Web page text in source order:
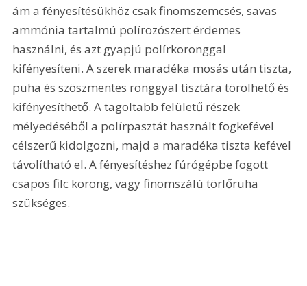
ám a fényesítésükhöz csak finomszemcsés, savas
ammónia tartalmú polírozószert érdemes
használni, és azt gyapjú polírkoronggal
kifényesíteni. A szerek maradéka mosás után tiszta,
puha és szöszmentes ronggyal tisztára törölhető és
kifényesíthető. A tagoltabb felületű részek
mélyedéséből a polírpasztát használt fogkefével
célszerű kidolgozni, majd a maradéka tiszta kefével
távolítható el. A fényesítéshez fúrógépbe fogott
csapos filc korong, vagy finomszálú törlőruha
szükséges.